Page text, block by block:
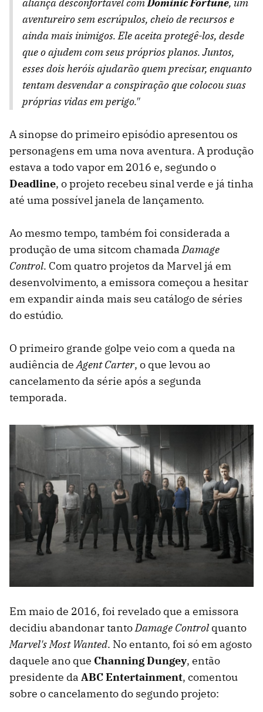
aliança desconfortável comDominic Fortune, um
aventureiro sem escrúpulos, cheio de recursos e
ainda mais inimigos. Ele aceita protegê-los, desde
que o ajudem com seus próprios planos. Juntos,
esses dois heróis ajudarão quem precisar, enquanto
tentam desvendar a conspiração que colocou suas
próprias vidas em perigo."
A sinopse do primeiro episódio apresentou os
personagens em uma nova aventura. A produção
estava a todo vapor em 2016 e, segundo o
Deadline, o projeto recebeu sinal verde e já tinha
até uma possível janela de lançamento.
Ao mesmo tempo, também foi considerada a
produção de uma sitcom chamadaDamage
Control. Com quatro projetos da Marvel já em
desenvolvimento, a emissora começou a hesitar
em expandir ainda mais seu catálogo de séries
do estúdio.
O primeiro grande golpe veio com a queda na
audiência deAgent Carter, o que levou ao
cancelamento da série após a segunda
temporada.
Em maio de 2016, foi revelado que a emissora
decidiu abandonar tantoDamage Controlquanto
Marvel's Most Wanted. No entanto, foi só em agosto
daquele ano que Channing Dungey, então
presidente da ABC Entertainment, comentou
sobre o cancelamento do segundo projeto: